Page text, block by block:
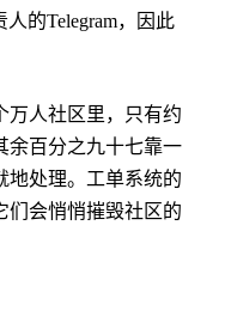
的Telegram，因此
万人社区里，只有约
余百分之九十七靠一
地处理。工单系统的
会悄悄摧毁社区的